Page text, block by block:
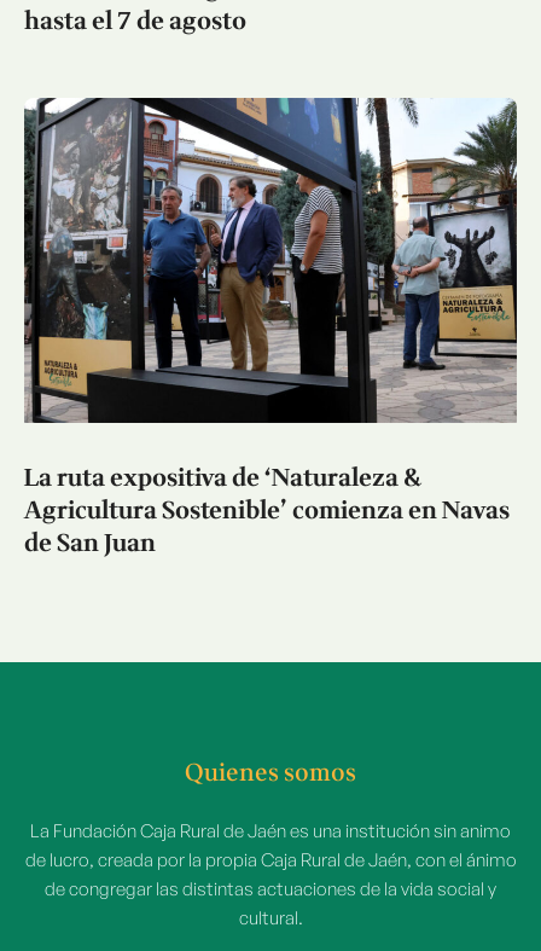
hasta el 7 de agosto
La ruta expositiva de ‘Naturaleza &
Agricultura Sostenible’ comienza en Navas
de San Juan
Quienes somos
La Fundación Caja Rural de Jaén es una institución sin animo
de lucro, creada por la propia Caja Rural de Jaén, con el ánimo
de congregar las distintas actuaciones de la vida social y
cultural.